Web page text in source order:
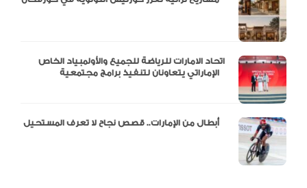
اتحاد الامارات للرياضة للجميع والأولمبياد الخاص